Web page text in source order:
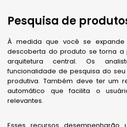
Pesquisa de
À medida que você se
descoberta do produto se torna a
arquitetura central. Os
funcionalidade de pesquisa do
produtiva. Também deve ter um
automático que facilita o
relevantes.